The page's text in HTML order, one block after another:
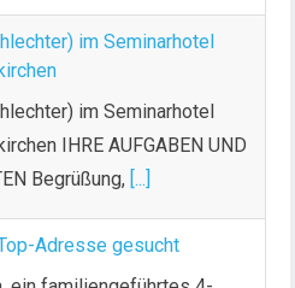
im Seminarhotel
im Seminarhotel
IHRE AUFGABEN UND
Begrüßung,[...]
Adresse gesucht
ein familiengeführtes 4-